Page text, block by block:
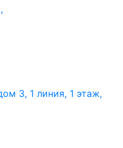
3, 1 линия, 1 этаж,